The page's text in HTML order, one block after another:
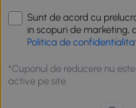
Sunt de acord cu
in scopuri de marketing,
Politica de
*Cuponul de reducere nu
active pe site